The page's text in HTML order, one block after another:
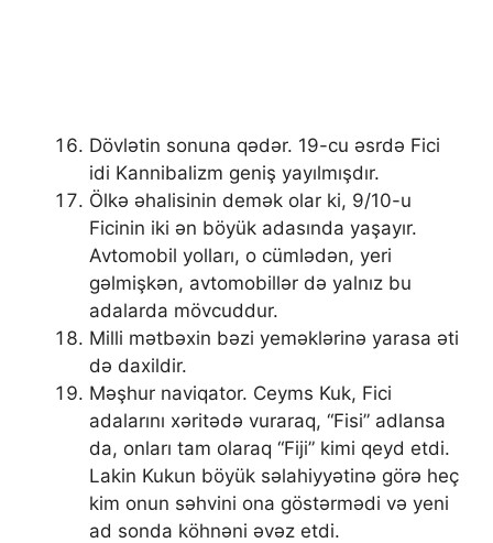
Dövlətin sonuna qədər. 19-cu əsrdə Fici
idi Kannibalizm geniş yayılmışdır.
Ölkə əhalisinin demək olar ki, 9/10-u
Ficinin iki ən böyük adasında yaşayır.
Avtomobil yolları, o cümlədən, yeri
gəlmişkən, avtomobillər də yalnız bu
adalarda mövcuddur.
Milli mətbəxin bəzi yeməklərinə yarasa əti
də daxildir.
Məşhur naviqator. Ceyms Kuk, Fici
adalarını xəritədə vuraraq, “Fisi” adlansa
da, onları tam olaraq “Fiji” kimi qeyd etdi.
Lakin Kukun böyük səlahiyyətinə görə heç
kim onun səhvini ona göstərmədi və yeni
ad sonda köhnəni əvəz etdi.